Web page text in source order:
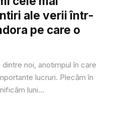
ale verii într-
pe care o
noi, anotimpul în care
lucruri. Plecăm în
luni...